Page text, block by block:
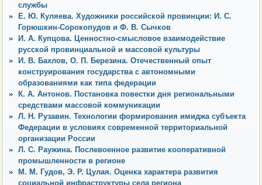
службы
Е. Ю. Куляева. Художники российской провинции: И. С.
Горюшкин-Сорокопудов и Ф. В. Сычков
И. А. Купцова. Ценностно-смысловое взаимодействие
русской провинциальной и массовой культуры
И. В. Бахлов, О. П. Березина. Отечественный опыт
конструирования государства с автономными
образованиями как типа федерации
К. А. Антонов. Постановка повестки дня региональными
средствами массовой коммуникации
Л. Н. Рузавин. Технологии формирования имиджа субъекта
Федерации в условиях современной территориальной
организации России
Л. С. Раужина. Послевоенное развитие кооперативной
промышленности в регионе
М. М. Гудов, Э. Р. Цулая. Оценка характера развития
социальной инфраструктуры села региона